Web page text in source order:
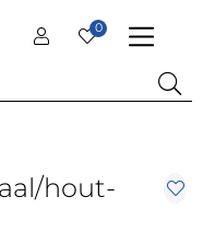
0
hout-